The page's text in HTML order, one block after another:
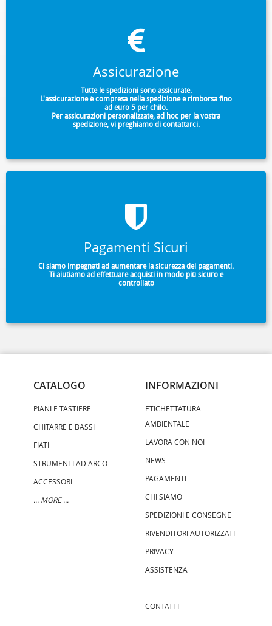
Assicurazione
Tutte le spedizioni sono assicurate.
L'assicurazione è compresa nella spedizione e rimborsa fino
ad euro 5 per chilo.
Per assicurazioni personalizzate, ad hoc per la vostra
spedizione, vi preghiamo di contattarci.
Pagamenti Sicuri
Ci siamo impegnati ad aumentare la sicurezza dei pagamenti.
Ti aiutiamo ad effettuare acquisti in modo più sicuro e
controllato
CATALOGO
PIANI E TASTIERE
CHITARRE E BASSI
FIATI
STRUMENTI AD ARCO
ACCESSORI
... MORE ...
INFORMAZIONI
ETICHETTATURA
AMBIENTALE
LAVORA CON NOI
NEWS
PAGAMENTI
CHI SIAMO
SPEDIZIONI E CONSEGNE
RIVENDITORI AUTORIZZATI
PRIVACY
ASSISTENZA
CONTATTI